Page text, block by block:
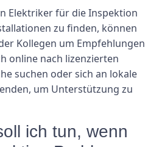
Elektriker für die Inspektion
zu finden, können
Kollegen um Empfehlungen
online nach lizenzierten
suchen oder sich an lokale
um Unterstützung zu
ich tun, wenn